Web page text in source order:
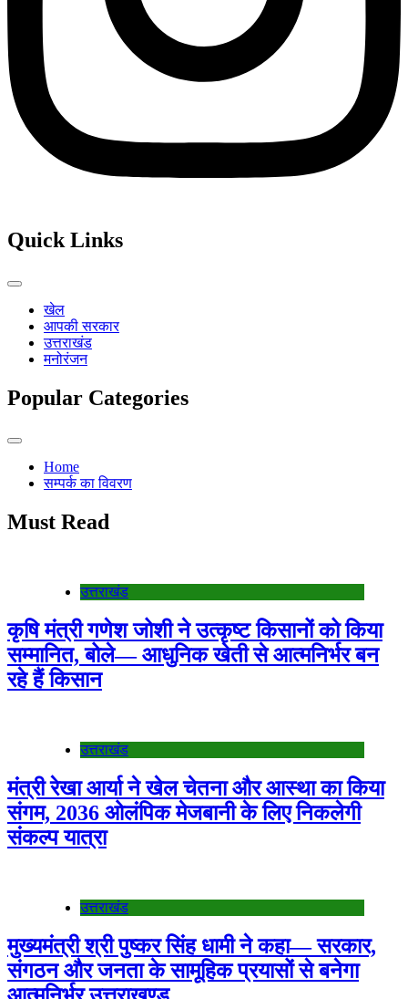
Quick Links
खेल
आपकी सरकार
उत्तराखंड
मनोरंजन
Popular Categories
Home
सम्पर्क का विवरण
Must Read
उत्तराखंड
कृषि मंत्री गणेश जोशी ने उत्कृष्ट किसानों को किया
सम्मानित, बोले— आधुनिक खेती से आत्मनिर्भर बन
रहे हैं किसान
उत्तराखंड
मंत्री रेखा आर्या ने खेल चेतना और आस्था का किया
संगम, 2036 ओलंपिक मेजबानी के लिए निकलेगी
संकल्प यात्रा
उत्तराखंड
मुख्यमंत्री श्री पुष्कर सिंह धामी ने कहा— सरकार,
संगठन और जनता के सामूहिक प्रयासों से बनेगा